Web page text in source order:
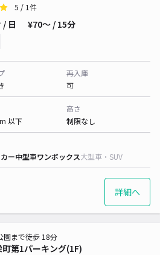
5 / 1件
/ 日 ¥70〜 / 15分
再入庫
可
以下
高さ
制限なし
ー中型車ワンボックス大型車・SUV
詳細へ
第1パーキング(1F)
園まで徒歩 18分